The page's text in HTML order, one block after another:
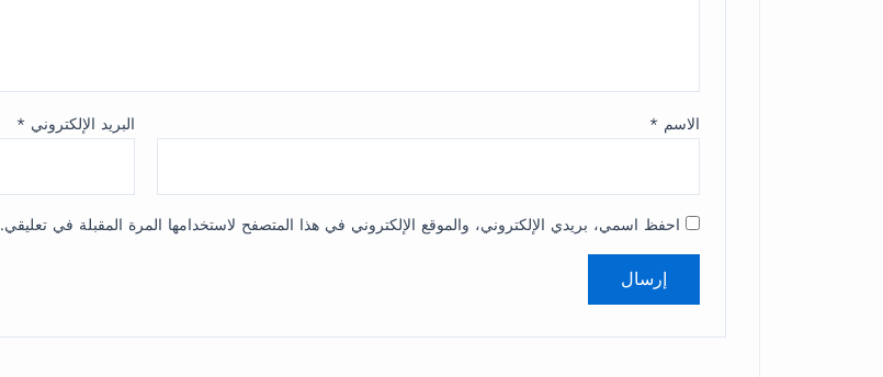
الاسم * البريد الإلكتروني *
احفظ اسمي، بريدي الإلكتروني، والموقع الإلكتروني في هذا المتصفح لاستخدامها المرة المقبلة في تعليقي.